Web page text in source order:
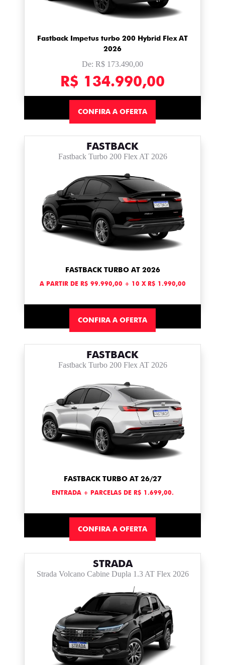
Fastback Impetus turbo 200 Hybrid Flex AT
2026
De: R$ 173.490,00
R$ 134.990,00
CONFIRA A OFERTA
FASTBACK
Fastback Turbo 200 Flex AT 2026
FASTBACK TURBO AT 2026
A PARTIR DE R$ 99.990,00 + 10 X R$ 1.990,00
CONFIRA A OFERTA
FASTBACK
Fastback Turbo 200 Flex AT 2026
FASTBACK TURBO AT 26/27
ENTRADA + PARCELAS DE R$ 1.699,00.
CONFIRA A OFERTA
STRADA
Strada Volcano Cabine Dupla 1.3 AT Flex 2026